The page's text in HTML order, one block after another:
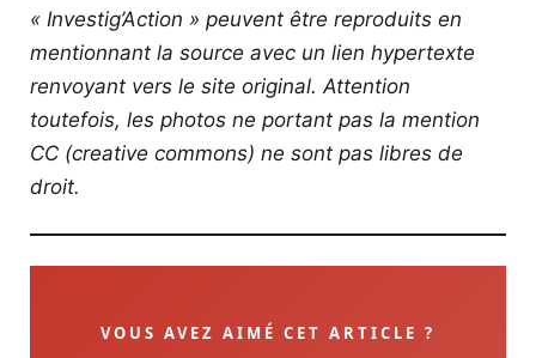
« Investig’Action » peuvent être reproduits en
mentionnant la source avec un lien hypertexte
renvoyant vers le site original. Attention
toutefois, les photos ne portant pas la mention
CC (creative commons) ne sont pas libres de
droit.
VOUS AVEZ AIMÉ CET ARTICLE ?